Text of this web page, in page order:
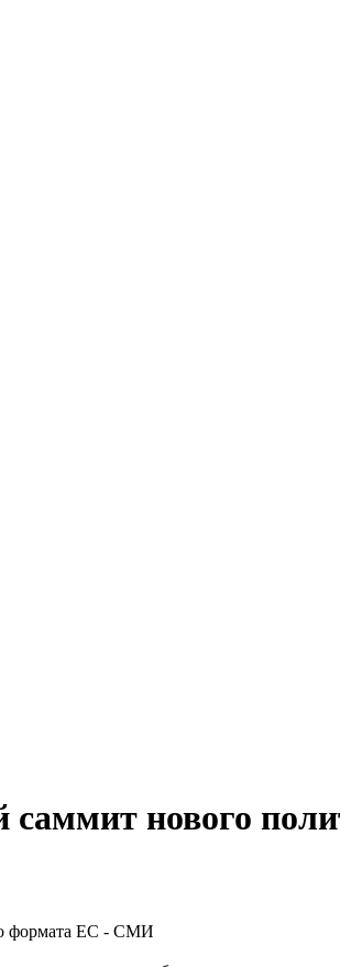
саммит нового